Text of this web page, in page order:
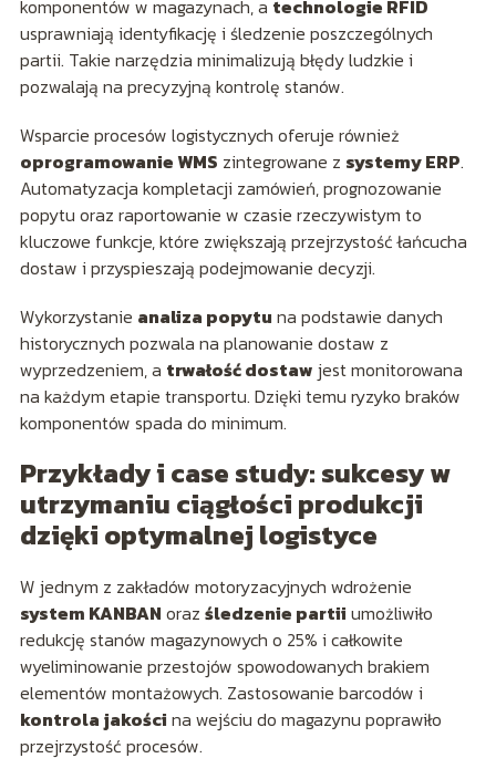
komponentów w magazynach, a technologie RFID
usprawniają identyfikację i śledzenie poszczególnych
partii. Takie narzędzia minimalizują błędy ludzkie i
pozwalają na precyzyjną kontrolę stanów.
Wsparcie procesów logistycznych oferuje również
oprogramowanie WMS zintegrowane z systemy ERP.
Automatyzacja kompletacji zamówień, prognozowanie
popytu oraz raportowanie w czasie rzeczywistym to
kluczowe funkcje, które zwiększają przejrzystość łańcucha
dostaw i przyspieszają podejmowanie decyzji.
Wykorzystanie analiza popytu na podstawie danych
historycznych pozwala na planowanie dostaw z
wyprzedzeniem, a trwałość dostaw jest monitorowana
na każdym etapie transportu. Dzięki temu ryzyko braków
komponentów spada do minimum.
Przykłady i case study: sukcesy w
utrzymaniu ciągłości produkcji
dzięki optymalnej logistyce
W jednym z zakładów motoryzacyjnych wdrożenie
system KANBAN oraz śledzenie partii umożliwiło
redukcję stanów magazynowych o 25% i całkowite
wyeliminowanie przestojów spowodowanych brakiem
elementów montażowych. Zastosowanie barcodów i
kontrola jakości na wejściu do magazynu poprawiło
przejrzystość procesów.